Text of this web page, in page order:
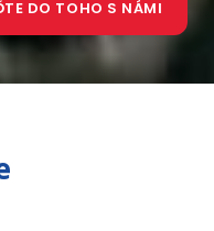
DO TOHO S NÁMI